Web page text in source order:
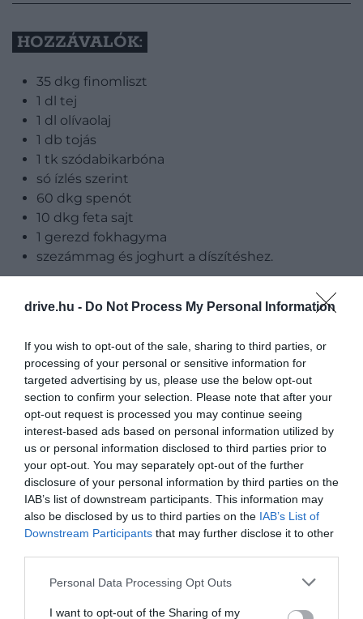
drive.hu - Do Not Process My Personal Information
If you wish to opt-out of the sale, sharing to third parties, or
processing of your personal or sensitive information for
targeted advertising by us, please use the below opt-out
section to confirm your selection. Please note that after your
opt-out request is processed you may continue seeing
interest-based ads based on personal information utilized by
us or personal information disclosed to third parties prior to
your opt-out. You may separately opt-out of the further
disclosure of your personal information by third parties on the
IAB’s list of downstream participants. This information may
also be disclosed by us to third parties on the IAB’s List of
Downstream Participants that may further disclose it to other
Please note that this website/app uses one or more Google
not limited to your visit or usage behaviour. You may click to
Personal Data Processing Opt Outs
I want to opt-out of the Sharing of my
HOZZÁVALÓK:
35 dkg finomliszt
1 dl tej
1 dl olívaolaj
1 db tojás
1 tk szódabikarbóna
só ízlés szerint
60 dkg spenót
10 dkg feta sajt
1 gerezd fokhagyma
szezámmag és joghurt a díszítéshez.
ÍGY KÉSZÍTSÜK EL: